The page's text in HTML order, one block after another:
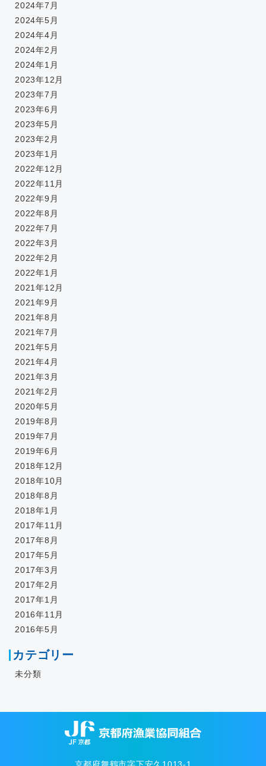
2024年7月
2024年5月
2024年4月
2024年2月
2024年1月
2023年12月
2023年7月
2023年6月
2023年5月
2023年2月
2023年1月
2022年12月
2022年11月
2022年9月
2022年8月
2022年7月
2022年3月
2022年2月
2022年1月
2021年12月
2021年9月
2021年8月
2021年7月
2021年5月
2021年4月
2021年3月
2021年2月
2020年5月
2019年8月
2019年7月
2019年6月
2018年12月
2018年10月
2018年8月
2018年1月
2017年11月
2017年8月
2017年5月
2017年3月
2017年2月
2017年1月
2016年11月
2016年5月
カテゴリー
未分類
京都府舞鶴市字下安久1013-1